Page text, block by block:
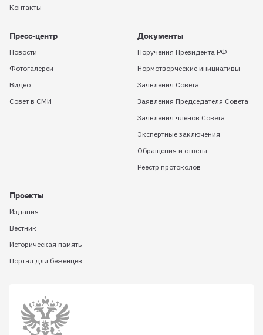
Контакты
Пресс-центр
Новости
Фотогалереи
Видео
Совет в СМИ
Документы
Поручения Президента РФ
Нормотворческие инициативы
Заявления Совета
Заявления Председателя Совета
Заявления членов Совета
Экспертные заключения
Обращения и ответы
Реестр протоколов
Проекты
Издания
Вестник
Историческая память
Портал для беженцев